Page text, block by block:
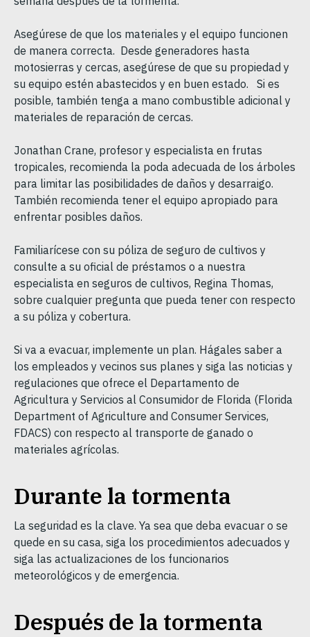
Asegúrese de que los materiales y el equipo funcionen
de manera correcta. Desde generadores hasta
motosierras y cercas, asegúrese de que su propiedad y
su equipo estén abastecidos y en buen estado. Si es
posible, también tenga a mano combustible adicional y
materiales de reparación de cercas.
Jonathan Crane, profesor y especialista en frutas
tropicales, recomienda la poda adecuada de los árboles
para limitar las posibilidades de daños y desarraigo.
También recomienda tener el equipo apropiado para
enfrentar posibles daños.
Familiarícese con su póliza de seguro de cultivos y
consulte a su oficial de préstamos o a nuestra
especialista en seguros de cultivos, Regina Thomas,
sobre cualquier pregunta que pueda tener con respecto
a su póliza y cobertura.
Si va a evacuar, implemente un plan. Hágales saber a
los empleados y vecinos sus planes y siga las noticias y
regulaciones que ofrece el Departamento de
Agricultura y Servicios al Consumidor de Florida (Florida
Department of Agriculture and Consumer Services,
FDACS) con respecto al transporte de ganado o
materiales agrícolas.
Durante la tormenta
La seguridad es la clave. Ya sea que deba evacuar o se
quede en su casa, siga los procedimientos adecuados y
siga las actualizaciones de los funcionarios
meteorológicos y de emergencia.
Después de la tormenta